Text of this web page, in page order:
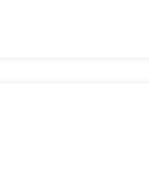
du marché.
des plateformes et des